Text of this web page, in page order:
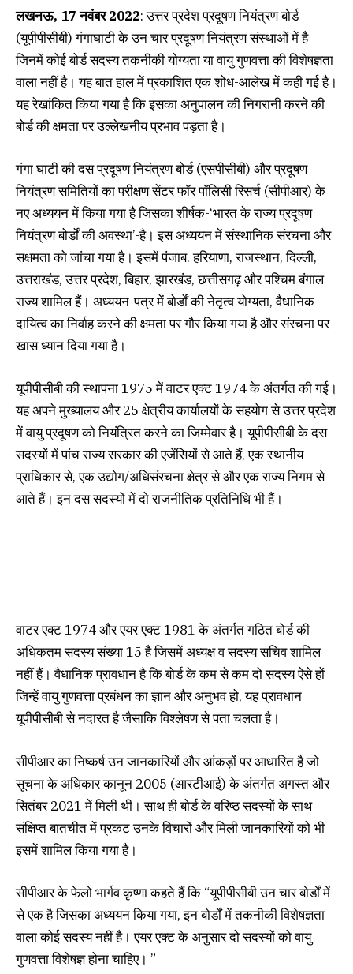
लखनऊ, 17 नवंबर 2022: उत्तर प्रदेश प्रदूषण नियंत्रण बोर्ड
(यूपीपीसीबी) गंगाघाटी के उन चार प्रदूषण नियंत्रण संस्थाओं में है
जिनमें कोई बोर्ड सदस्य तकनीकी योग्यता या वायु गुणवत्ता की विशेषज्ञता
वाला नहीं है। यह बात हाल में प्रकाशित एक शोध-आलेख में कही गई है।
यह रेखांकित किया गया है कि इसका अनुपालन की निगरानी करने की
बोर्ड की क्षमता पर उल्लेखनीय प्रभाव पड़ता है।
गंगा घाटी की दस प्रदूषण नियंत्रण बोर्ड (एसपीसीबी) और प्रदूषण
नियंत्रण समितियों का परीक्षण सेंटर फॉर पॉलिसी रिसर्च (सीपीआर) के
नए अध्ययन में किया गया है जिसका शीर्षक-‘भारत के राज्य प्रदूषण
नियंत्रण बोर्डों की अवस्था’-है। इस अध्ययन में संस्थानिक संरचना और
सक्षमता को जांचा गया है। इसमें पंजाब. हरियाणा, राजस्थान, दिल्ली,
उत्तराखंड, उत्तर प्रदेश, बिहार, झारखंड, छत्तीसगढ़ और पश्चिम बंगाल
राज्य शामिल हैं। अध्ययन-पत्र में बोर्डों की नेतृत्व योग्यता, वैधानिक
दायित्व का निर्वाह करने की क्षमता पर गौर किया गया है और संरचना पर
खास ध्यान दिया गया है।
यूपीपीसीबी की स्थापना 1975 में वाटर एक्ट 1974 के अंतर्गत की गई।
यह अपने मुख्यालय और 25 क्षेत्रीय कार्यालयों के सहयोग से उत्तर प्रदेश
में वायु प्रदूषण को नियंत्रित करने का जिम्मेवार है। यूपीपीसीबी के दस
सदस्यों में पांच राज्य सरकार की एजेंसियों से आते हैं, एक स्थानीय
प्राधिकार से, एक उद्योग/अधिसंरचना क्षेत्र से और एक राज्य निगम से
आते हैं। इन दस सदस्यों में दो राजनीतिक प्रतिनिधि भी हैं।
वाटर एक्ट 1974 और एयर एक्ट 1981 के अंतर्गत गठित बोर्ड की
अधिकतम सदस्य संख्या 15 है जिसमें अध्यक्ष व सदस्य सचिव शामिल
नहीं हैं। वैधानिक प्रावधान है कि बोर्ड के कम से कम दो सदस्य ऐसे हों
जिन्हें वायु गुणवत्ता प्रबंधन का ज्ञान और अनुभव हो, यह प्रावधान
यूपीपीसीबी से नदारत है जैसाकि विश्लेषण से पता चलता है।
सीपीआर का निष्कर्ष उन जानकारियों और आंकड़ों पर आधारित है जो
सूचना के अधिकार कानून 2005 (आरटीआई) के अंतर्गत अगस्त और
सितंबर 2021 में मिली थी। साथ ही बोर्ड के वरिष्ठ सदस्यों के साथ
संक्षिप्त बातचीत में प्रकट उनके विचारों और मिली जानकारियों को भी
इसमें शामिल किया गया है।
सीपीआर के फेलो भार्गव कृष्णा कहते हैं कि “यूपीपीसीबी उन चार बोर्डों में
से एक है जिसका अध्ययन किया गया, इन बोर्डों में तकनीकी विशेषज्ञता
वाला कोई सदस्य नहीं है। एयर एक्ट के अनुसार दो सदस्यों को वायु
गुणवत्ता विशेषज्ञ होना चाहिए। ”